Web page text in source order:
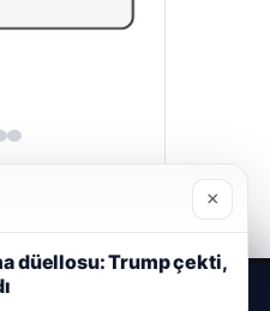
×
düellosu: Trump çekti,